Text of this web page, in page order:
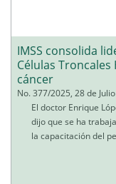
IMSS consolida
Células
cáncer
No. 377/2025, 28 de
El doctor Enrique
dijo que se ha
la capacitación del